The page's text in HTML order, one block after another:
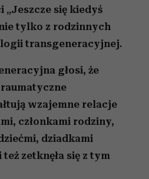
się kiedyś
tylko z rodzinnych
transgeneracyjnej.
głosi, że
wzajemne relacje
członkami rodziny,
dziadkami
zetknęła się z tym